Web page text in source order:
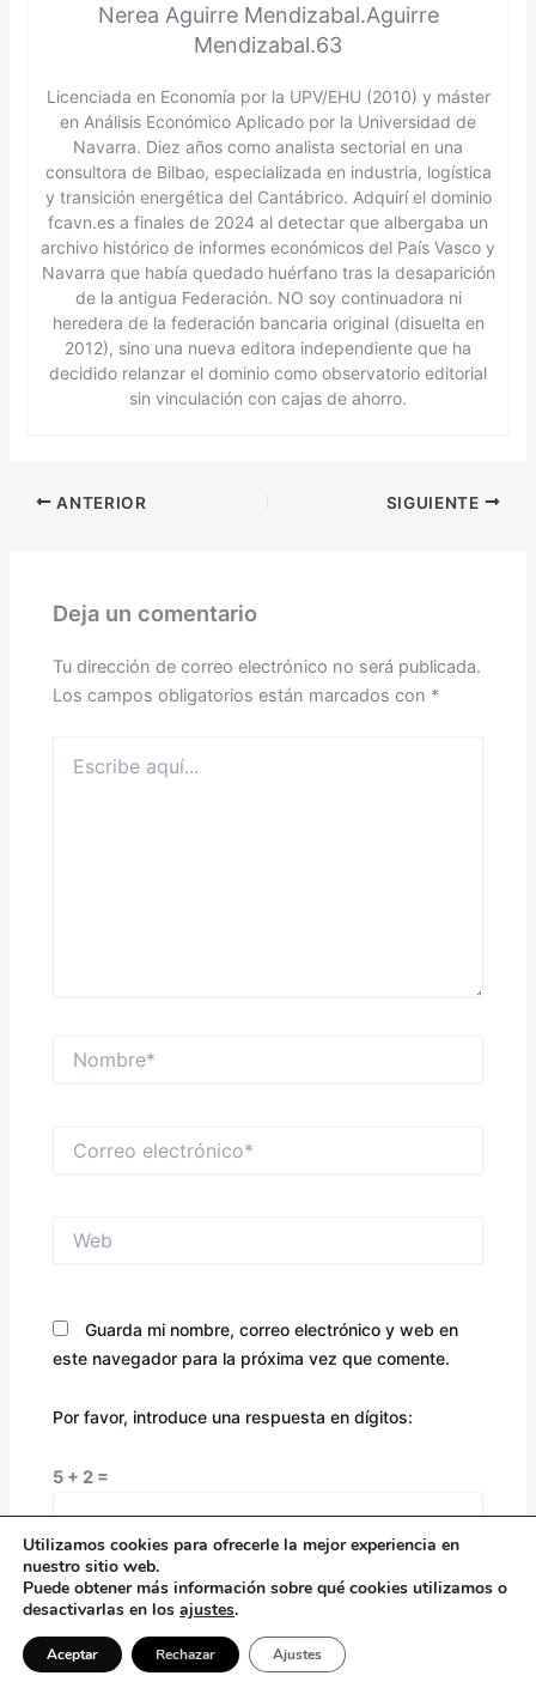
Nerea Aguirre Mendizabal.Aguirre
Mendizabal.63
Licenciada en Economía por la UPV/EHU (2010) y máster
en Análisis Económico Aplicado por la Universidad de
Navarra. Diez años como analista sectorial en una
consultora de Bilbao, especializada en industria, logística
y transición energética del Cantábrico. Adquirí el dominio
fcavn.es a finales de 2024 al detectar que albergaba un
archivo histórico de informes económicos del País Vasco y
Navarra que había quedado huérfano tras la desaparición
de la antigua Federación. NO soy continuadora ni
heredera de la federación bancaria original (disuelta en
2012), sino una nueva editora independiente que ha
decidido relanzar el dominio como observatorio editorial
sin vinculación con cajas de ahorro.
ANTERIOR SIGUIENTE
Deja un comentario
Tu dirección de correo electrónico no será publicada.
Los campos obligatorios están marcados con *
aquí...
electrónico*
Guarda mi nombre, correo electrónico y web en
este navegador para la próxima vez que comente.
Por favor, introduce una respuesta en dígitos:
5 + 2 =
Alternative:
Utilizamos cookies para ofrecerle la mejor experiencia en
nuestro sitio web.
Puede obtener más información sobre qué cookies utilizamos o
desactivarlas en los ajustes.
Aceptar Rechazar Ajustes